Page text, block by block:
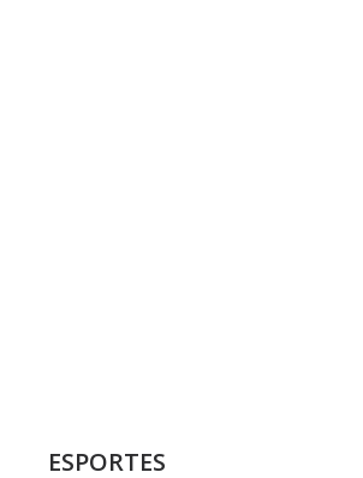
ESPORTES